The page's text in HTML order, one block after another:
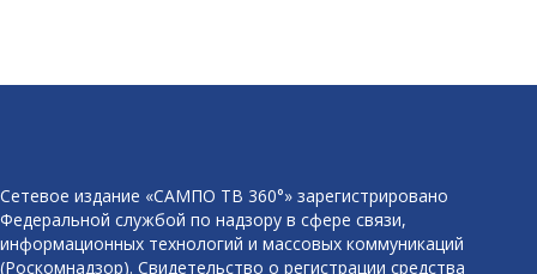
Сетевое издание «САМПО ТВ 360°» зарегистрировано
Федеральной службой по надзору в сфере связи,
информационных технологий и массовых коммуникаций
(Роскомнадзор). Свидетельство о регистрации средства